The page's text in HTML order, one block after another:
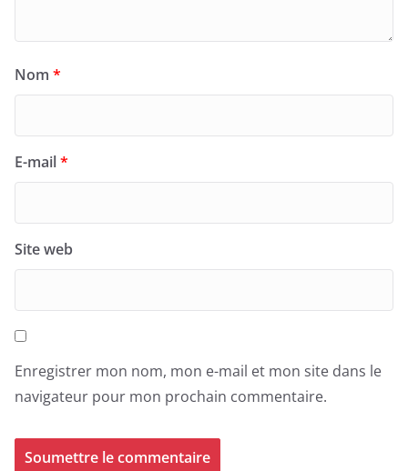
Nom *
E-mail*
Site web
Enregistrer mon nom, mon e-mail et mon site dans le
navigateur pour mon prochain commentaire.